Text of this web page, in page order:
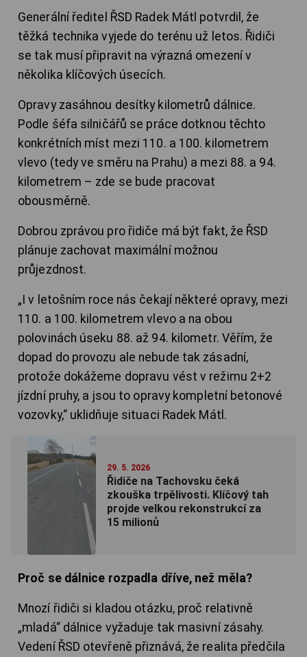
Generální ředitel ŘSD Radek Mátl potvrdil, že
těžká technika vyjede do terénu už letos. Řidiči
se tak musí připravit na výrazná omezení v
několika klíčových úsecích.
Opravy zasáhnou desítky kilometrů dálnice.
Podle šéfa silničářů se práce dotknou těchto
konkrétních míst mezi 110. a 100. kilometrem
vlevo (tedy ve směru na Prahu) a mezi 88. a 94.
kilometrem – zde se bude pracovat
obousměrně.
Dobrou zprávou pro řidiče má být fakt, že ŘSD
plánuje zachovat maximální možnou
průjezdnost.
„I v letošním roce nás čekají některé opravy, mezi
110. a 100. kilometrem vlevo a na obou
polovinách úseku 88. až 94. kilometr. Věřím, že
dopad do provozu ale nebude tak zásadní,
protože dokážeme dopravu vést v režimu 2+2
jízdní pruhy, a jsou to opravy kompletní betonové
vozovky,“ uklidňuje situaci Radek Mátl.
29. 5. 2026
Řidiče na Tachovsku čeká
zkouška trpělivosti. Klíčový tah
projde velkou rekonstrukcí za
15 milionů
Proč se dálnice rozpadla dříve, než měla?
Mnozí řidiči si kladou otázku, proč relativně
„mladá“ dálnice vyžaduje tak masivní zásahy.
Vedení ŘSD otevřeně přiznává, že realita předčila